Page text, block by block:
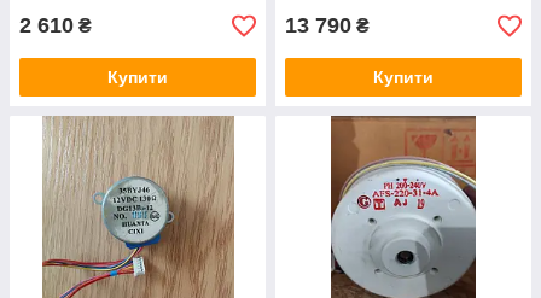
2 610 ₴
Купити
13 790 ₴
Купити